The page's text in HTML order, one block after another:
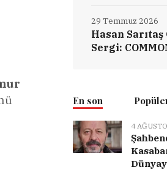
Hasan
Sergi:
29 Temmuz 2026
En son
4